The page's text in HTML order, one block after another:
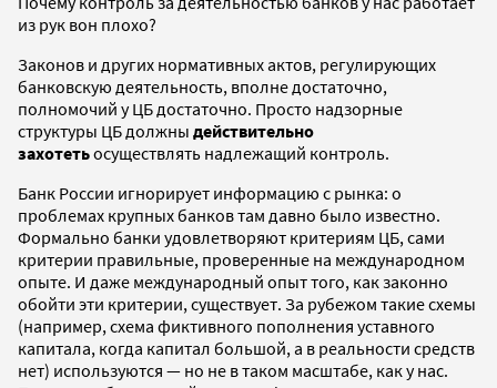
из рук вон плохо?
Законов и других нормативных актов, регулирующих
банковскую деятельность, вполне достаточно,
полномочий у ЦБ достаточно. Просто надзорные
структуры ЦБ должны действительно
захотетьосуществлять надлежащий контроль.
Банк России игнорирует информацию с рынка: о
проблемах крупных банков там давно было известно.
Формально банки удовлетворяют критериям ЦБ, сами
критерии правильные, проверенные на международном
опыте. И даже международный опыт того, как законно
обойти эти критерии, существует. За рубежом такие схемы
(например, схема фиктивного пополнения уставного
капитала, когда капитал большой, а в реальности средств
нет) используются — но не в таком масштабе, как у нас.